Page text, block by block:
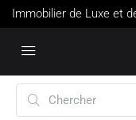
Immobilier de Luxe et